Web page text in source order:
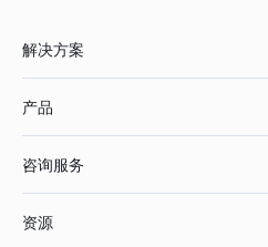
解决方案
鞋服行业
产品
咨询服务
资源